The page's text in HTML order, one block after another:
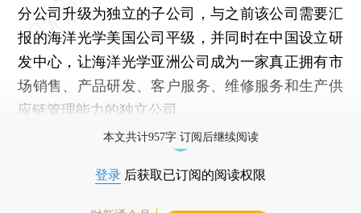
分公司升级为独立的子公司，与之前该公司需要汇
报的海洋光学美国公司平级，并同时在中国设立研
发中心，让海洋光学亚洲公司成为一家真正拥有市
场销售、产品研发、客户服务、维修服务和生产供
应链管理能力的独立公司。
本文共计957字 订阅后继续阅读
登录 后获取已订阅的阅读权限